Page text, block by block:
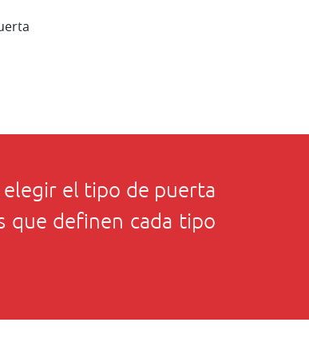
elegir el tipo de puerta
que definen cada tipo